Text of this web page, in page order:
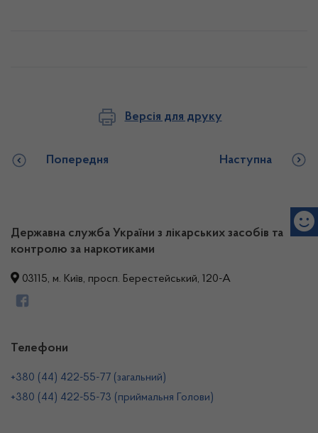
Версія для друку
Попередня Наступна
Державна служба України з лікарських засобів та
контролю за наркотиками
03115, м. Київ, просп. Берестейський, 120-А
Телефони
+380 (44) 422-55-77 (загальний)
+380 (44) 422-55-73 (приймальня Голови)